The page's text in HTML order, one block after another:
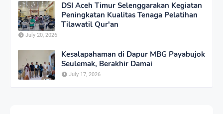
DSI Aceh Timur Selenggarakan Kegiatan
Peningkatan Kualitas Tenaga Pelatihan
Tilawatil Qur'an
July 20, 2026
Kesalapahaman di Dapur MBG Payabujok
Seulemak, Berakhir Damai
July 17, 2026